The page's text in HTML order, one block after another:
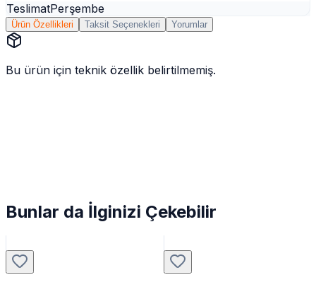
TeslimatPerşembe
Ürün Özellikleri Taksit Seçenekleri Yorumlar
Bu ürün için teknik özellik belirtilmemiş.
Bunlar da İlginizi Çekebilir